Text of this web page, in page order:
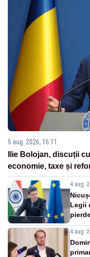
5 aug. 2026, 16:11
Ilie Bolojan, discuții
economie, taxe și
4 aug.
Legii
4 aug.